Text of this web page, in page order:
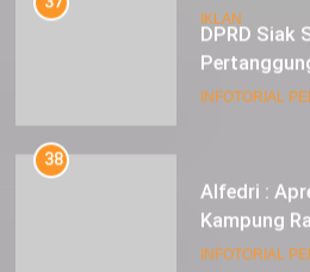
DKI JAKARTA
IKLAN
DPRD Siak
38
Kampung
Pesat